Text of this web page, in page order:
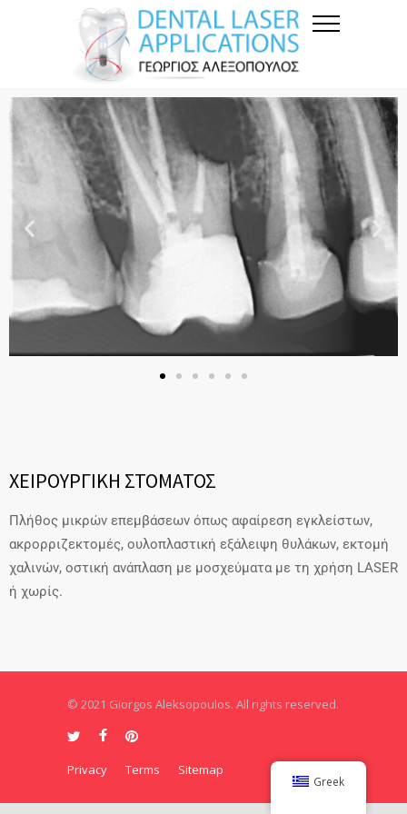
ΧΕΙΡΟΥΡΓΙΚΗ ΣΤΟΜΑΤΟΣ
Πλήθος μικρών επεμβάσεων όπως αφαίρεση εγκλείστων,
ακρορριζεκτομές, ουλοπλαστική εξάλειψη θυλάκων, εκτομή
χαλινών, οστική ανάπλαση με μοσχεύματα με τη χρήση LASER
ή χωρίς.
© 2021 Giorgos Aleksopoulos. All rights reserved.
Privacy Terms Sitemap
Greek